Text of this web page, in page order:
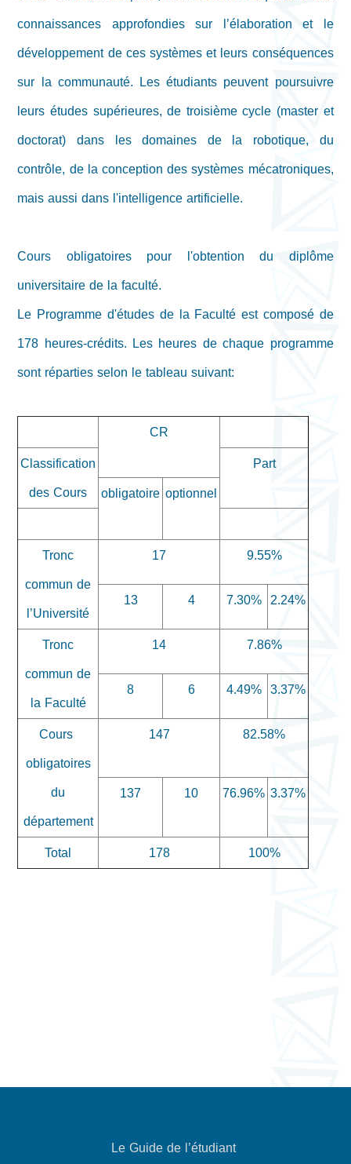
connaissances approfondies sur l’élaboration et le
développement de ces systèmes et leurs conséquences
sur la communauté. Les étudiants peuvent poursuivre
leurs études supérieures, de troisième cycle (master et
doctorat) dans les domaines de la robotique, du
contrôle, de la conception des systèmes mécatroniques,
mais aussi dans l'intelligence artificielle.
Cours obligatoires pour l'obtention du diplôme
universitaire de la faculté.
Le Programme d'études de la Faculté est composé de
178 heures-crédits. Les heures de chaque programme
sont réparties selon le tableau suivant:
CR
Classification
des Cours
Part
obligatoire optionnel
Tronc
commun de
l’Université
17
9.55%
13
4 7.30% 2.24%
Tronc
commun de
la Faculté
14
7.86%
8
6 4.49% 3.37%
Cours
obligatoires
du
département
147 82.58%
137 10 76.96% 3.37%
Total 178 100%
Le Guide de l’étudiant